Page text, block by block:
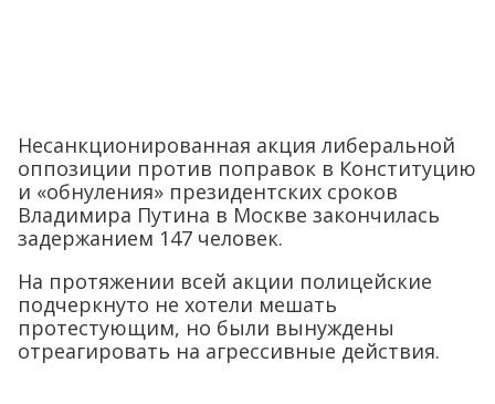
Несанкционированная акция либеральной
оппозиции против поправок в Конституцию
и «обнуления» президентских сроков
Владимира Путина в Москве закончилась
задержанием 147 человек.
На протяжении всей акции полицейские
подчеркнуто не хотели мешать
протестующим, но были вынуждены
отреагировать на агрессивные действия.